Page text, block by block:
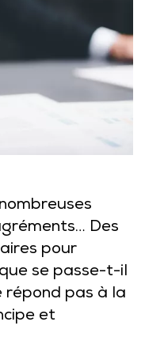
Des
pour
se passe-t-il
répond pas à la
et